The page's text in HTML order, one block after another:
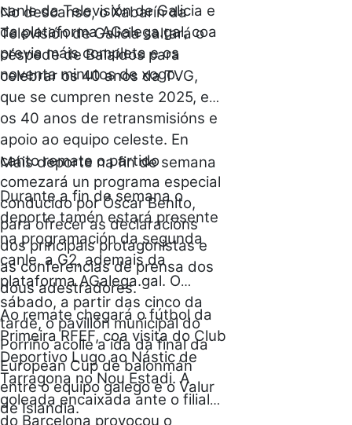
canle da Televisión de Galicia e
da plataforma AGalega.gal, coa
previa máis completa e os
noventa minutos de xogo.
No descanso, oXabarín da
Televisión de Galicia saltará o
céspede de Balaídos para
celebrar os 40 anos da TVG,
que se cumpren neste 2025, e
os 40 anos de retransmisións e
apoio ao equipo celeste. En
canto remate o partido
comezará un programa especial
conducido por Óscar Benito,
para ofrecer as declaracións
dos principais protagonistas e
as conferencias de prensa dos
dous adestradores.
Máis deporte na fin de semana
Durante a fin de semana o
deporte tamén estará presente
na programación da segunda
canle, a G2, ademais da
plataforma AGalega.gal. O
sábado, a partir das cinco da
tarde, o pavillón municipal do
Porriño acolle a ida da final da
European Cup de balonmán
entre o equipo galego e o Valur
de Islandia.
Ao remate chegará o fútbol da
Primeira RFEF, coa visita do Club
Deportivo Lugo ao Nástic de
Tarragona no Nou Estadi. A
goleada encaixada ante o filial
do Barcelona provocou o